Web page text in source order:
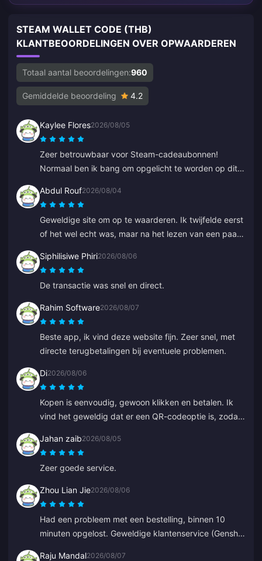
STEAM WALLET CODE (THB)
KLANTBEOORDELINGEN OVER OPWAARDEREN
Totaal aantal beoordelingen:960
Gemiddelde beoordeling 4.2
Kaylee Flores2026/08/05
Zeer betrouwbaar voor Steam-cadeaubonnen!
Normaal ben ik bang om opgelicht te worden op dit
aanrader.
Abdul Rouf2026/08/04
Geweldige site om op te waarderen. Ik twijfelde eerst
of het wel echt was, maar na het lezen van een paar
in minder dan 2 minuten, dus ik ben zeer tevreden.
Siphilisiwe Phiri2026/08/06
De transactie was snel en direct.
Rahim Software2026/08/07
Beste app, ik vind deze website fijn. Zeer snel, met
directe terugbetalingen bij eventuele problemen.
Di2026/08/06
Kopen is eenvoudig, gewoon klikken en betalen. Ik
vind het geweldig dat er een QR-codeoptie is, zodat
Jahan zaib2026/08/05
Zeer goede service.
Zhou Lian Jie2026/08/06
Had een probleem met een bestelling, binnen 10
minuten opgelost. Geweldige klantenservice (Genshin
Raju Mandal2026/08/07